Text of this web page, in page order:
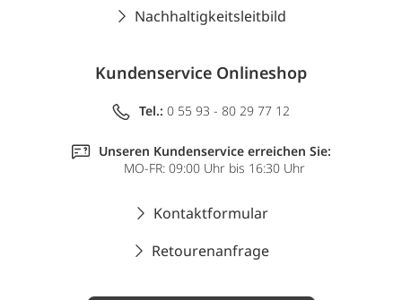
Nachhaltigkeitsleitbild
Kundenservice Onlineshop
Tel.: 0 55 93 - 80 29 77 12
Unseren Kundenservice erreichen Sie:
MO-FR: 09:00 Uhr bis 16:30 Uhr
Kontaktformular
Retourenanfrage